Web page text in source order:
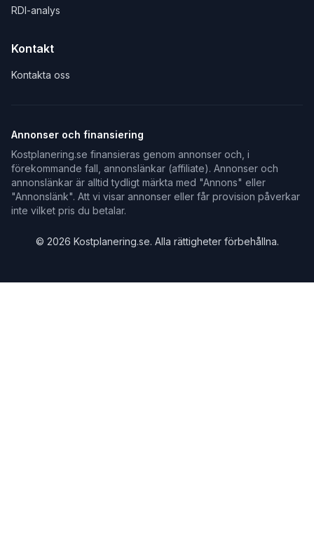
RDI-analys
Kontakt
Kontakta oss
Annonser och finansiering
Kostplanering.se finansieras genom annonser och, i
förekommande fall, annonslänkar (affiliate). Annonser och
annonslänkar är alltid tydligt märkta med "Annons" eller
"Annonslänk". Att vi visar annonser eller får provision påverkar
inte vilket pris du betalar.
© 2026 Kostplanering.se. Alla rättigheter förbehållna.